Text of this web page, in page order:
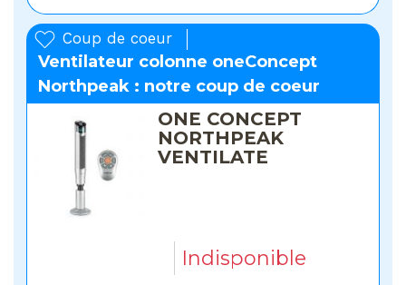
Coup de coeur
Ventilateur colonne oneConcept
Northpeak : notre coup de coeur
ONE CONCEPT
NORTHPEAK
VENTILATE
Indisponible